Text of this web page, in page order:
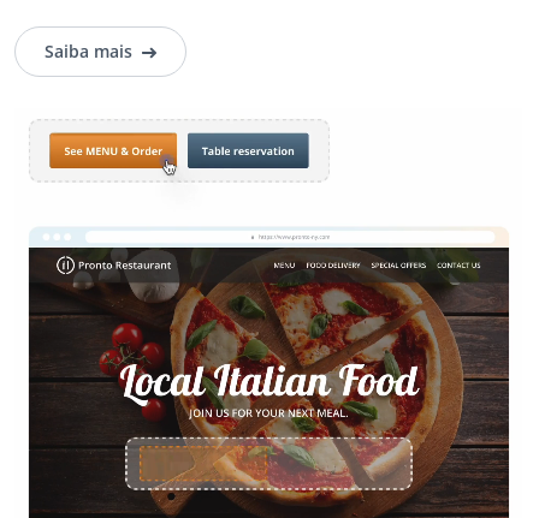
Saiba mais